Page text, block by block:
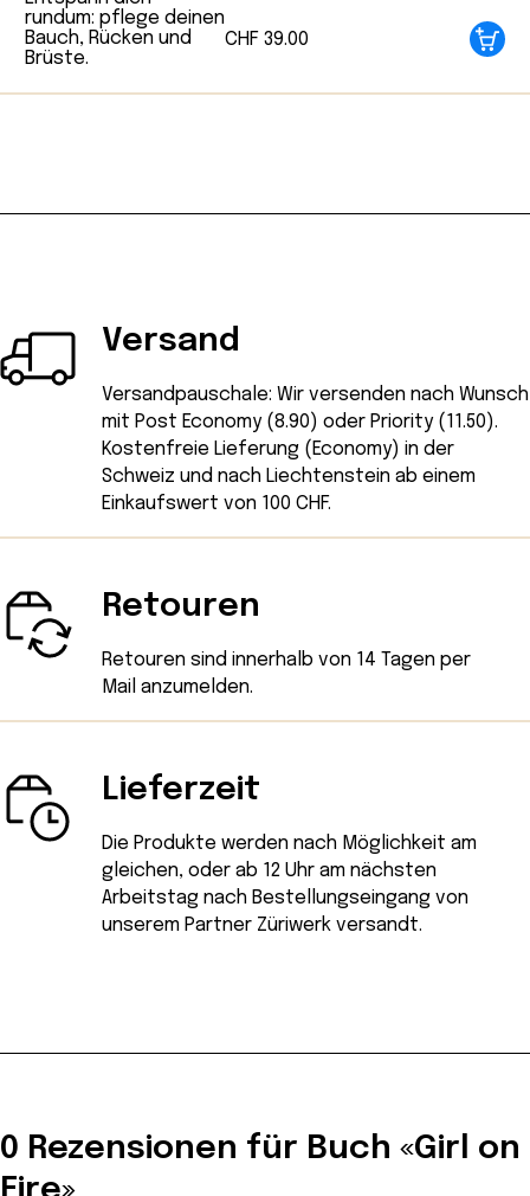
CHF 39.00
Versand
Versandpauschale: Wir versenden nach Wunsch
mit Post Economy (8.90) oder Priority (11.50).
Kostenfreie Lieferung (Economy) in der
Schweiz und nach Liechtenstein ab einem
Einkaufswert von 100 CHF.
Retouren
Retouren sind innerhalb von 14 Tagen per
Mail anzumelden.
Lieferzeit
Die Produkte werden nach Möglichkeit am
gleichen, oder ab 12 Uhr am nächsten
Arbeitstag nach Bestellungseingang von
unserem Partner Züriwerk versandt.
0 Rezensionen für Buch «Girl on